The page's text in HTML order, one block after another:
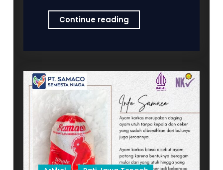
Continue readingPT.
Samaco
–
Pusatnya
Ayam
Karkas
dan
Produk
Ayam
lainnya
untuk